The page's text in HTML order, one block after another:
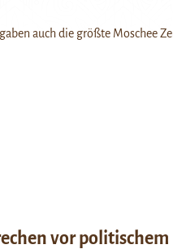
auch die größte Moschee
vor politischem